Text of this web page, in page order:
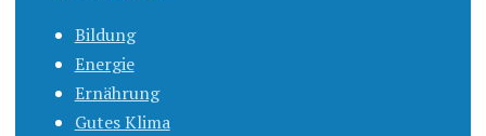
Bildung
Energie
Ernährung
Gutes Klima